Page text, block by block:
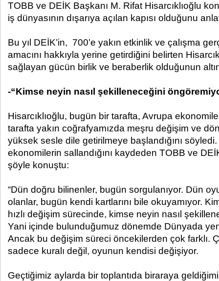
TOBB ve DEİK Başkanı M. Rifat Hisarcıklıoğlu
iş dünyasının dışarıya açılan kapısı olduğunu
Bu yıl DEİK’in, 700’e yakın etkinlik ve çalışma
amacını hakkıyla yerine getirdiğini belirten
sağlayan gücün birlik ve beraberlik olduğunun
-“Kimse neyin nasıl şekilleneceğini
Hisarcıklıoğlu, bugün bir tarafta, Avrupa
tarafta yakın coğrafyamızda meşru değişim ve
yüksek sesle dile getirilmeye başlandığını
ekonomilerin sallandığını kaydeden TOBB ve
şöyle konuştu:
“Dün doğru bilinenler, bugün sorgulanıyor. Dün
olanlar, bugün kendi kartlarını bile okuyamıyor.
hızlı değişim sürecinde, kimse neyin nasıl
Yani içinde bulunduğumuz dönemde Dünyada
Ancak bu değişim süreci öncekilerden çok farklı.
sadece kuralı değil, oyunun kendisi değişiyor.
Geçtiğimiz aylarda bir toplantıda biraraya